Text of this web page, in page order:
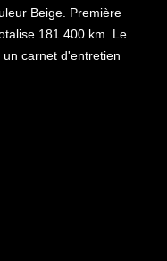
Beige. Première
181.400 km. Le
carnet d'entretien